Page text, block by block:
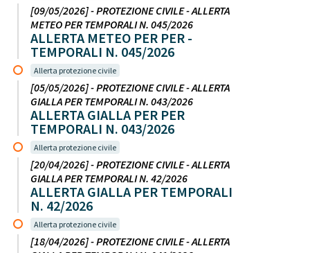
[09/05/2026] - PROTEZIONE CIVILE - ALLERTA
METEO PER TEMPORALI N. 045/2026
ALLERTA METEO PER PER -
TEMPORALI N. 045/2026
Allerta protezione civile
[05/05/2026] - PROTEZIONE CIVILE - ALLERTA
GIALLA PER TEMPORALI N. 043/2026
ALLERTA GIALLA PER PER
TEMPORALI N. 043/2026
Allerta protezione civile
[20/04/2026] - PROTEZIONE CIVILE - ALLERTA
GIALLA PER TEMPORALI N. 42/2026
ALLERTA GIALLA PER TEMPORALI
N. 42/2026
Allerta protezione civile
[18/04/2026] - PROTEZIONE CIVILE - ALLERTA